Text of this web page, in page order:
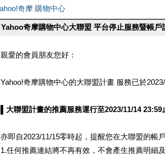
Yahoo奇摩購物中心大聯盟 平台停止服務暨帳戶
親愛的會員朋友您好：
Yahoo!奇摩購物中心的大聯盟計畫 服務已於2023/
▌大聯盟計畫的推薦服務運行至2023/11/14 23:59
亦即自2023/11/15零時起，提醒您在大聯盟的帳
1.任何推薦連結將不再有效，不會產生推薦明細